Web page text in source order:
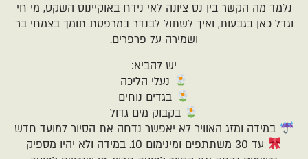
נלמד מה הקשר בין נס ציונה לאי נידח באוקיינוס השקט, מי חי
וגדל כאן בגבעות, ואיך לשתול לבנדר במרפסת תומך בצמחי בר
ושמירה על פרפרים.
יש להביא:
נעלי הליכה
בגדים נוחים
בקבוק מים גדול
במידה ומזג האוויר לא יאפשר נדחה את הסיור למועד חדש
עד 30 משתתפים ומינימום 10. במידה ולא יהיו מספיק